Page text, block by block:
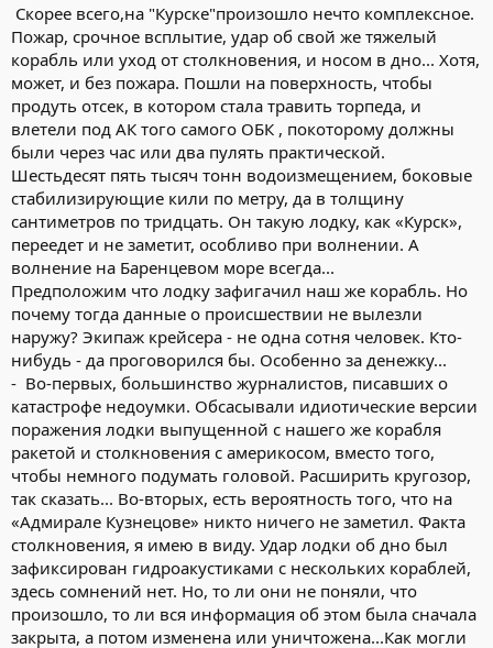
Скорее всего,на "Курске"произошло нечто комплексное.
Пожар, срочное всплытие, удар об свой же тяжелый
корабль или уход от столкновения, и носом в дно... Хотя,
может, и без пожара. Пошли на поверхность, чтобы
продуть отсек, в котором стала травить торпеда, и
влетели под АК того самого ОБК , покоторому должны
были через час или два пулять практической.
Шестьдесят пять тысяч тонн водоизмещением, боковые
стабилизирующие кили по метру, да в толщину
сантиметров по тридцать. Он такую лодку, как «Курск»,
переедет и не заметит, особливо при волнении. А
волнение на Баренцевом море всегда...
Предположим что лодку зафигачил наш же корабль. Но
почему тогда данные о происшествии не вылезли
наружу? Экипаж крейсера - не одна сотня человек. Кто-
нибудь - да проговорился бы. Особенно за денежку...
- Во-первых, большинство журналистов, писавших о
катастрофе недоумки. Обсасывали идиотические версии
поражения лодки выпущенной с нашего же корабля
ракетой и столкновения с америкосом, вместо того,
чтобы немного подумать головой. Расширить кругозор,
так сказать... Во-вторых, есть вероятность того, что на
«Адмирале Кузнецове» никто ничего не заметил. Факта
столкновения, я имею в виду. Удар лодки об дно был
зафиксирован гидроакустиками с нескольких кораблей,
здесь сомнений нет. Но, то ли они не поняли, что
произошло, то ли вся информация об этом была сначала
закрыта, а потом изменена или уничтожена...Как могли